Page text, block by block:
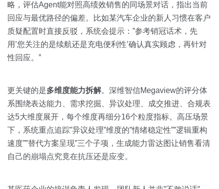
略，评估Agent能对照高绩效销售的同场景对话，指出当前
回应与最优路径的偏差。比如某汽车企业的新人习惯在客户
质疑配置时直接反驳，系统会提示：”参考销冠话术，先
用’您关注的是续航还是充电便利性’确认真实顾虑，再针对
性回应。”
更关键的是多维度能力拆解。深维智信Megaview的评分体
系围绕表达能力、需求挖掘、异议处理、成交推进、合规表
达5大维度展开，每个维度再细分16个粒度指标。高压场景
下，系统重点追踪”异议处理”维度的”情绪稳定性””逻辑重构
速度””替代方案呈现”三个子项，生成能力雷达图让销售看清
自己的崩塌点究竟在抗压还是应变。